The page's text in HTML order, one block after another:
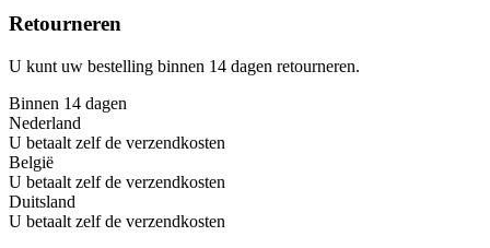
Retourneren
U kunt uw bestelling binnen 14 dagen retourneren.
Binnen 14 dagen
Nederland
U betaalt zelf de verzendkosten
België
U betaalt zelf de verzendkosten
Duitsland
U betaalt zelf de verzendkosten